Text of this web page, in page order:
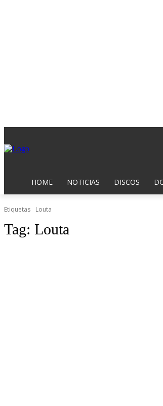
HOME NOTICIAS DISCOS
Etiquetas Louta
Tag: Louta